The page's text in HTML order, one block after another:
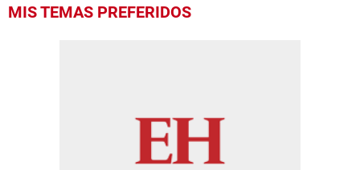
MIS TEMAS PREFERIDOS